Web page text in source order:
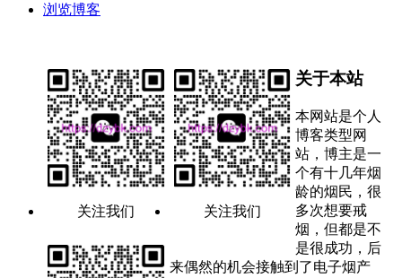
浏览博客
关注我们 关注我们
关于本站
本网站是个人
博客类型网
站，博主是一
个有十几年烟
龄的烟民，很
多次想要戒
烟，但都是不
是很成功，后
来偶然的机会接触到了电子烟产